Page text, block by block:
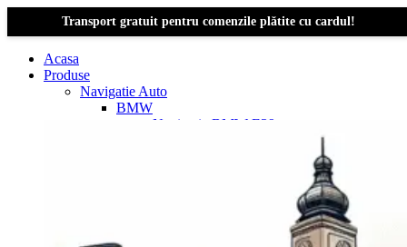
Transport gratuit pentru comenzile plătite cu cardul!
Acasa
Produse
Navigatie Auto
BMW
Navigație BMW E39
Navigatie Bmw Seria 1 E87